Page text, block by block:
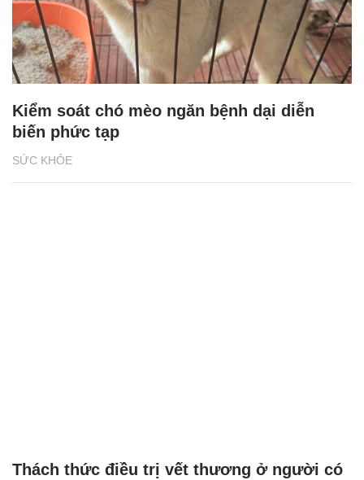
SỨC KHỎE
Kiểm soát chó mèo ngăn bệnh dại diễn
biến phức tạp
Thách thức điều trị vết thương ở người có